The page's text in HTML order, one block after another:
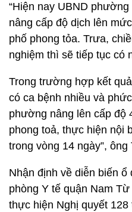
“Hiện nay UBND
nâng cấp độ dịch lên
phố phong tỏa. Trưa,
nghiệm thì sẽ tiếp tục có
Trong trường hợp kết
có ca bệnh nhiều và
phường nâng lên cấp độ
phong toả, thực hiện nội
trong vòng 14 ngày”, ông
Nhận định về diễn biến
phòng Y tế quận Nam
thực hiện Nghị quyết